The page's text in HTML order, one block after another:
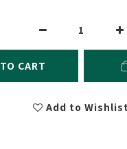
CART
Add to